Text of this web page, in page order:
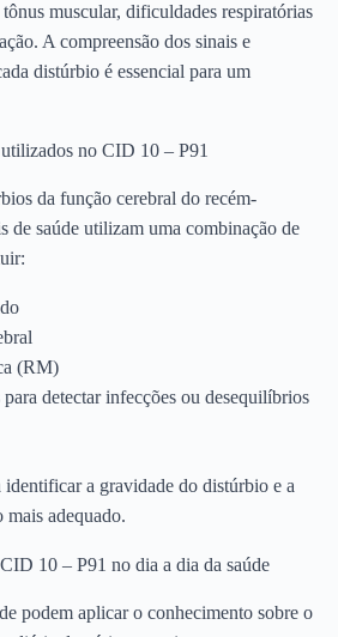
muscular, dificuldades respiratórias
A compreensão dos sinais e
distúrbio é essencial para um
no CID 10 – P91
da função cerebral do recém-
de saúde utilizam uma combinação de
(RM)
detectar infecções ou desequilíbrios
identificar a gravidade do distúrbio e a
mais adequado.
10 – P91 no dia a dia da saúde
podem aplicar o conhecimento sobre o